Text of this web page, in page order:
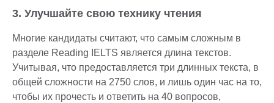
3. Улучшайте свою технику чтения
Многие кандидаты считают, что самым сложным в
разделе Reading IELTS является длина текстов.
Учитывая, что предоставляется три длинных текста, в
общей сложности на 2750 слов, и лишь один час на то,
чтобы их прочесть и ответить на 40 вопросов,